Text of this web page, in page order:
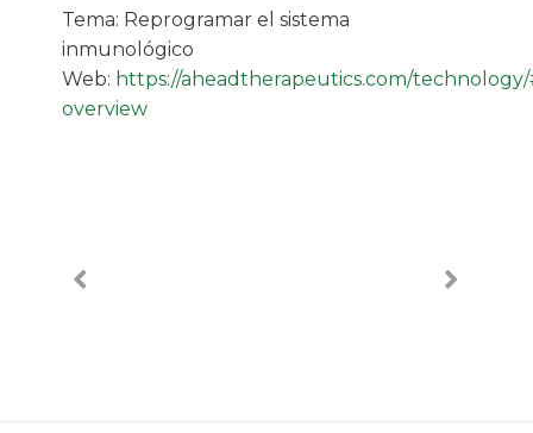
Tema: Reprogramar el sistema
inmunológico
Web: https://aheadtherapeutics.com/
overview